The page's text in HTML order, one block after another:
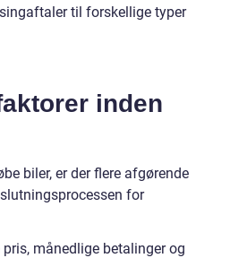
til forskellige typer
inden
biler, er der flere afgørende
for
pris, månedlige betalinger og